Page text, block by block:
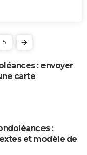
5
: envoyer
carte
:
et modèle de